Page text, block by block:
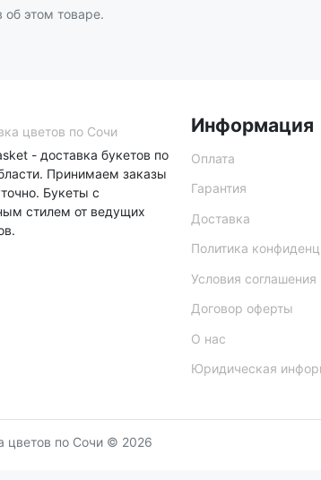
об этом товаре.
- доставка букетов по
Принимаем заказы
Букеты с
стилем от ведущих
Информация
Оплата
Гарантия
Доставка
Политика
Условия соглашения
Договор оферты
О нас
Юридическая
цветов по Сочи © 2026